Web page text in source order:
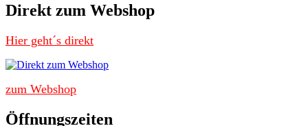
Direkt zum Webshop
Hier geht´s direkt
zum Webshop
Öffnungszeiten